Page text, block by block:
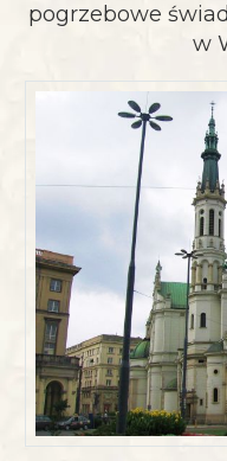
pogrzebowe
w